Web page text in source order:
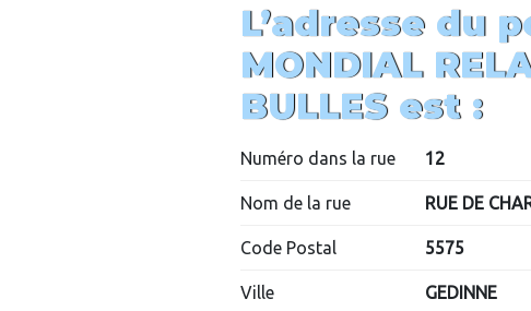
L’adresse du
MONDIAL
BULLES est :
Numéro dans la rue 12
Nom de la rue RUE DE
Code Postal 5575
Ville GEDINNE